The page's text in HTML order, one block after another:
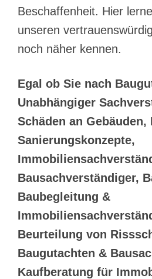
Beschaffenheit. Hier
unseren
noch näher kennen.
Egal ob Sie nach
Unabhängiger
Schäden an Gebäuden,
Sanierungskonzepte,
Bausachverständiger,
Baubegleitung &
Beurteilung von
Baugutachten &
Kaufberatung für